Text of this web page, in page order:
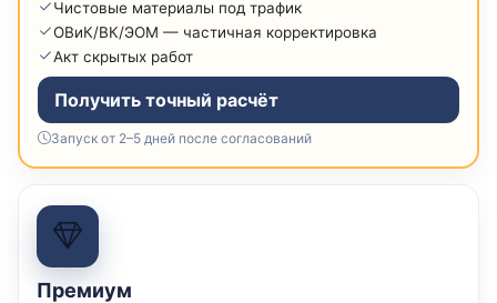
Чистовые материалы под трафик
ОВиК/ВК/ЭОМ — частичная корректировка
Акт скрытых работ
Получить точный расчёт
Запуск от 2–5 дней после согласований
Премиум